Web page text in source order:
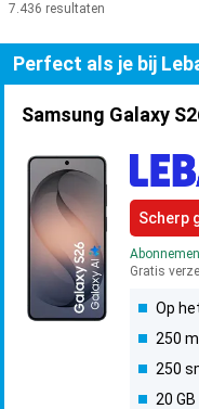
7.436 resultaten
Perfect als je bij
Samsung Galaxy
Scherp
Gratis
Op
250
250
20 GB